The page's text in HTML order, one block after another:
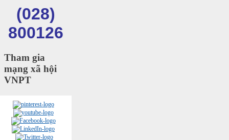
(028)
800126
Tham gia
mạng xã hội
VNPT